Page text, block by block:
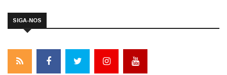
SIGA-NOS